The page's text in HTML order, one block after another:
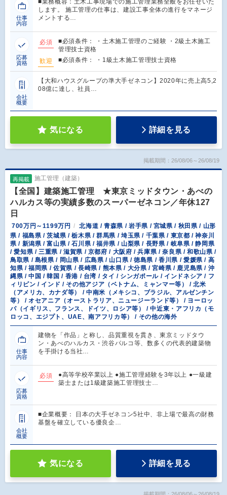
仕事
内容
■業務概容：土木工事現場での施工管理業務全般をお任せいた
します。 施工管理の仕事は、建設工事全体の進行をマネージ
メントする…
応募
資格
必須
■必須条件： ・土木施工管理のご経験 ・2級土木施工
管理技士資格
歓迎
■必須条件： ・1級土木施工管理技士資格
会社
概要
【大和ハウスグループの準大手ゼネコン】2020年に売上高5,2
08億に達し、社員…
気になる 詳細を見る
掲載期間：26/08/06～26/08/19
再掲載 施工管理（建築）
【全国】建築施工管理 ★東京ミッドタウン・あべの
ハルカス等の実績多数のスーパーゼネコン／年休127
日
700万円～1199万円
北海道 / 青森県 / 岩手県 / 宮城県 / 秋田県 / 山形
県 / 福島県 / 茨城県 / 栃木県 / 群馬県 / 埼玉県 / 千葉県 / 東京都 / 神奈川
県 / 新潟県 / 富山県 / 石川県 / 福井県 / 山梨県 / 長野県 / 岐阜県 / 静岡県
/ 愛知県 / 三重県 / 滋賀県 / 京都府 / 大阪府 / 兵庫県 / 奈良県 / 和歌山県 /
鳥取県 / 島根県 / 岡山県 / 広島県 / 山口県 / 徳島県 / 香川県 / 愛媛県 / 高
知県 / 福岡県 / 佐賀県 / 長崎県 / 熊本県 / 大分県 / 宮崎県 / 鹿児島県 / 沖
縄県 / 中国 / 韓国 / 香港 / 台湾 / タイ / シンガポール / インドネシア / フ
ィリピン / インド / その他アジア（ベトナム、ミャンマー等） / 北米
（アメリカ、カナダ等） / 中南米（メキシコ、ブラジル、アルゼンチン
等） / オセアニア（オーストラリア、ニュージーランド等） / ヨーロッ
パ（イギリス、フランス、ドイツ、ロシア等） / 中近東・アフリカ（モ
ロッコ、エジプト、UAE、南アフリカ等） / その他の海外
仕事
内容
建物を「作品」と称し、品質重視を貫き、東京ミッドタウ
ン・あべのハルカス・渋谷パルコ等、数多くの代表的建築物
を手掛ける当社…
応募
資格
必須
●高等学校卒業以上 ●施工管理経験を3年以上 ●一級建
築士または1級建築施工管理技士…
会社
概要
■企業概要： 日本の大手ゼネコン5社中、非上場で最高の財務
基盤を確立している優良企…
気になる 詳細を見る